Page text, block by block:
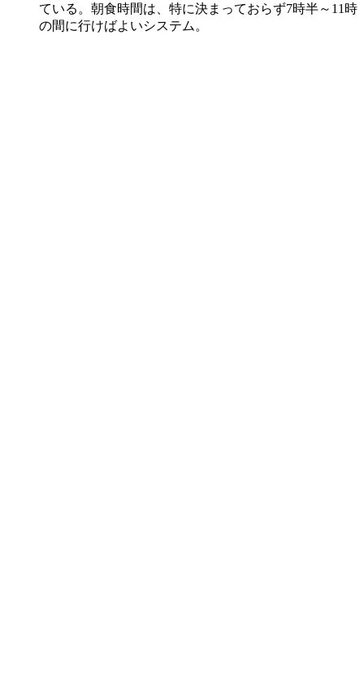
ている。朝食時間は、特に決まっておらず7時半～11時
の間に行けばよいシステム。